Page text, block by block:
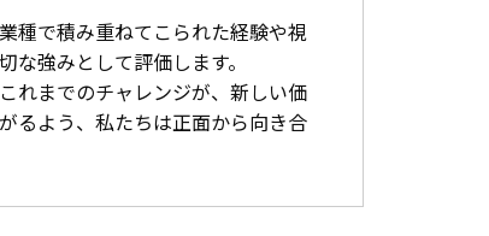
種で積み重ねてこられた経験や視
な強みとして評価します。
れまでのチャレンジが、新しい価
るよう、私たちは正面から向き合